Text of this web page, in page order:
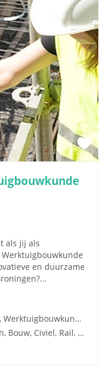
als jij als
en duurzame
Elektrotechniek, study Vastgoed, Werktuigbouwkunde, Techniek
Wegenbouw, Installatiebedrijven, Bouw, Civiel, Rail, Infrastructuren